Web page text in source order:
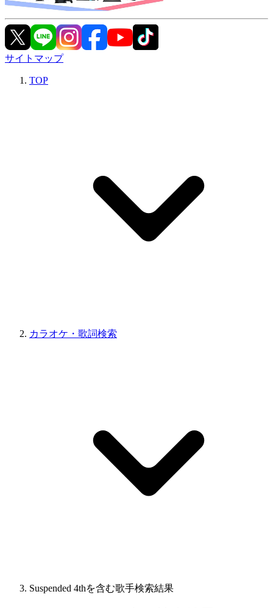
サイトマップ
TOP
カラオケ・歌詞検索
Suspended 4thを含む歌手検索結果